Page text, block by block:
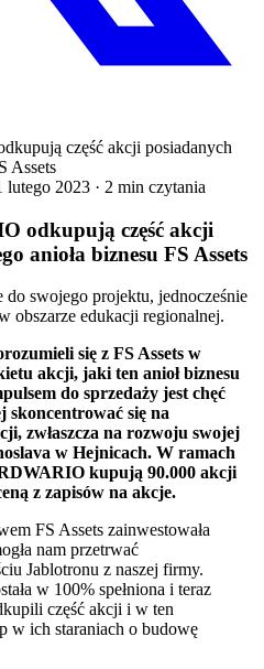
lutego 2023 · 2 min czytania
odkupują część akcji
anioła biznesu FS Assets
do swojego projektu, jednocześnie
obszarze edukacji regionalnej.
się z FS Assets w
akcji, jaki ten anioł biznesu
do sprzedaży jest chęć
się na
zwłaszcza na rozwoju swojej
w Hejnicach. W ramach
kupują 90.000 akcji
z zapisów na akcje.
FS Assets zainwestowała
nam przetrwać
Jablotronu z naszej firmy.
w 100% spełniona i teraz
część akcji i w ten
w ich staraniach o budowę